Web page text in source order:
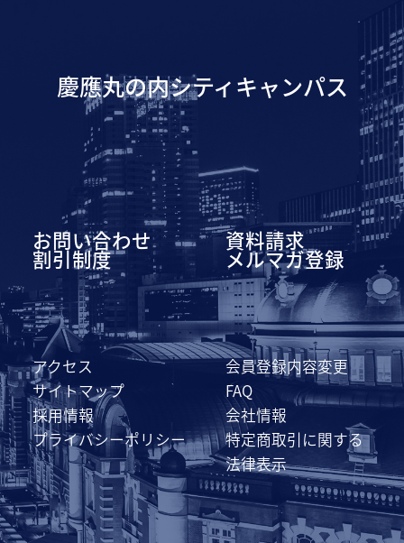
慶應丸の内シティキャンパス
お問い合わせ 資料請求
割引制度 メルマガ登録
アクセス
会員登録内容変更
サイトマップ
FAQ
採用情報
会社情報
プライバシーポリシー
特定商取引に関する
法律表示